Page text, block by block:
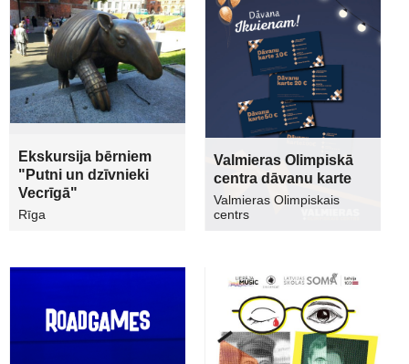
Ekskursija bērniem
"Putni un dzīvnieki
Vecrīgā"
Rīga
Valmieras Olimpiskā
centra dāvanu karte
Valmieras Olimpiskais
centrs